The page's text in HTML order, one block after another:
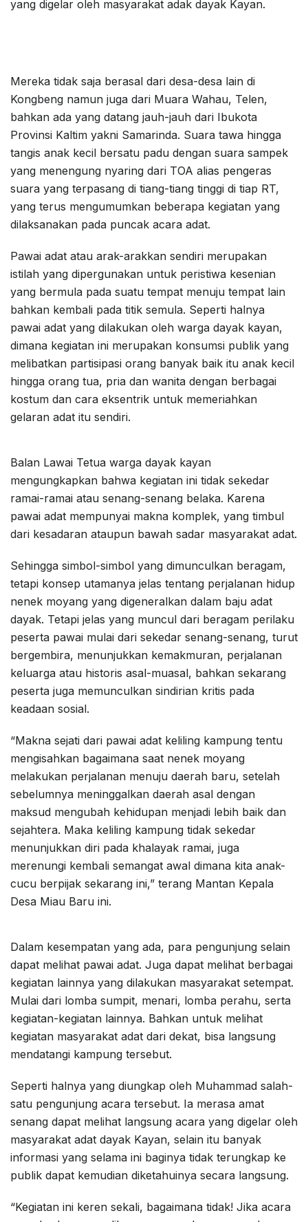
yang digelar oleh masyarakat adak dayak Kayan.
Mereka tidak saja berasal dari desa-desa lain di
Kongbeng namun juga dari Muara Wahau, Telen,
bahkan ada yang datang jauh-jauh dari Ibukota
Provinsi Kaltim yakni Samarinda. Suara tawa hingga
tangis anak kecil bersatu padu dengan suara sampek
yang menengung nyaring dari TOA alias pengeras
suara yang terpasang di tiang-tiang tinggi di tiap RT,
yang terus mengumumkan beberapa kegiatan yang
dilaksanakan pada puncak acara adat.
Pawai adat atau arak-arakkan sendiri merupakan
istilah yang dipergunakan untuk peristiwa kesenian
yang bermula pada suatu tempat menuju tempat lain
bahkan kembali pada titik semula. Seperti halnya
pawai adat yang dilakukan oleh warga dayak kayan,
dimana kegiatan ini merupakan konsumsi publik yang
melibatkan partisipasi orang banyak baik itu anak kecil
hingga orang tua, pria dan wanita dengan berbagai
kostum dan cara eksentrik untuk memeriahkan
gelaran adat itu sendiri.
Balan Lawai Tetua warga dayak kayan
mengungkapkan bahwa kegiatan ini tidak sekedar
ramai-ramai atau senang-senang belaka. Karena
pawai adat mempunyai makna komplek, yang timbul
dari kesadaran ataupun bawah sadar masyarakat adat.
Sehingga simbol-simbol yang dimunculkan beragam,
tetapi konsep utamanya jelas tentang perjalanan hidup
nenek moyang yang digeneralkan dalam baju adat
dayak. Tetapi jelas yang muncul dari beragam perilaku
peserta pawai mulai dari sekedar senang-senang, turut
bergembira, menunjukkan kemakmuran, perjalanan
keluarga atau historis asal-muasal, bahkan sekarang
peserta juga memunculkan sindirian kritis pada
keadaan sosial.
“Makna sejati dari pawai adat keliling kampung tentu
mengisahkan bagaimana saat nenek moyang
melakukan perjalanan menuju daerah baru, setelah
sebelumnya meninggalkan daerah asal dengan
maksud mengubah kehidupan menjadi lebih baik dan
sejahtera. Maka keliling kampung tidak sekedar
menunjukkan diri pada khalayak ramai, juga
merenungi kembali semangat awal dimana kita anak-
cucu berpijak sekarang ini,” terang Mantan Kepala
Desa Miau Baru ini.
Dalam kesempatan yang ada, para pengunjung selain
dapat melihat pawai adat. Juga dapat melihat berbagai
kegiatan lainnya yang dilakukan masyarakat setempat.
Mulai dari lomba sumpit, menari, lomba perahu, serta
kegiatan-kegiatan lainnya. Bahkan untuk melihat
kegiatan masyarakat adat dari dekat, bisa langsung
mendatangi kampung tersebut.
Seperti halnya yang diungkap oleh Muhammad salah-
satu pengunjung acara tersebut. Ia merasa amat
senang dapat melihat langsung acara yang digelar oleh
masyarakat adat dayak Kayan, selain itu banyak
informasi yang selama ini baginya tidak terungkap ke
publik dapat kemudian diketahuinya secara langsung.
“Kegiatan ini keren sekali, bagaimana tidak! Jika acara